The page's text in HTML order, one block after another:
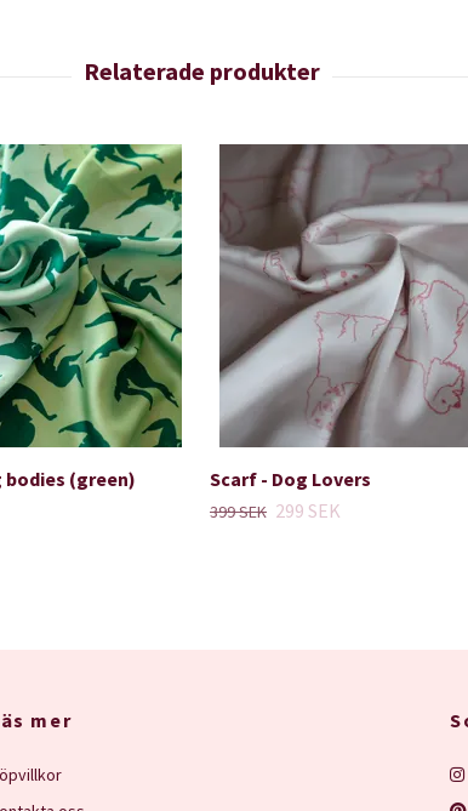
bodies (green) Scarf - Dog Lovers
399 SEK 299 SEK
mer